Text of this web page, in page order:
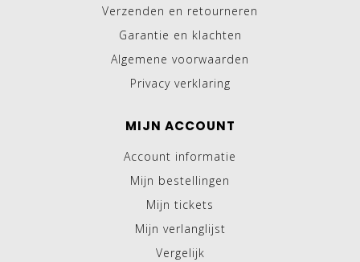
Verzenden en retourneren
Garantie en klachten
Algemene voorwaarden
Privacy verklaring
MIJN ACCOUNT
Account informatie
Mijn bestellingen
Mijn tickets
Mijn verlanglijst
Vergelijk